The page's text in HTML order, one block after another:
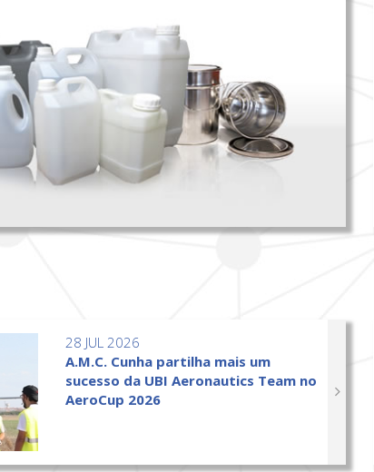
28 JUL 2026
A.M.C. Cunha partilha mais um
sucesso da UBI Aeronautics Team no
AeroCup 2026